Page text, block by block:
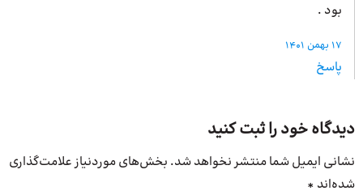
بود .
17 بهمن 1401
پاسخ
دیدگاه خود را ثبت کنید
نشانی ایمیل شما منتشر نخواهد شد. بخش‌های موردنیاز علامت‌گذاری
شده‌اند *